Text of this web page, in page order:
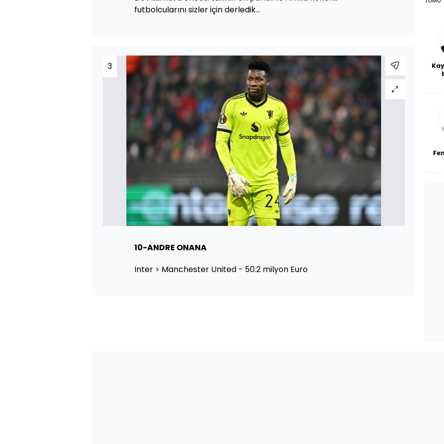
futbolcularını sizler için derledik...
3
10-ANDRE ONANA
Inter > Manchester United - 50.2 milyon Euro